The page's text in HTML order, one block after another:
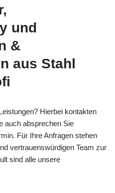
und
&
aus Stahl
Hierbei kontakten
auch absprechen Sie
Für Ihre Anfragen stehen
vertrauenswürdigen Team zur
sind alle unsere